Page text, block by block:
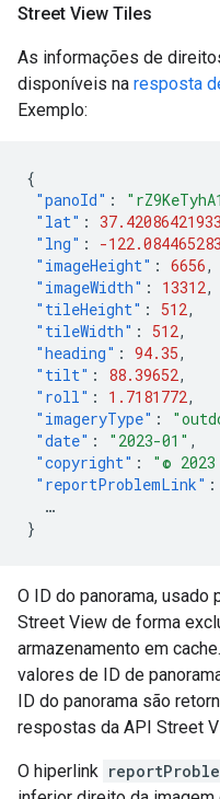
Street View Tiles
As informações de
disponíveis na resposta
Exemplo:
{
"panoId" :
"lat" :
"lng" : -
"imageHeight" : 6656,
"imageWidth" : 13312,
"tileHeight" : 512,
"tileWidth" : 512,
"heading" : 94.35,
"tilt" : 88.39652,
"roll" : 1.7181772,
"imageryType" :
"date" : "2023-01" ,
"copyright" : "©
"reportProblemLink" :
…
}
O ID do panorama, usado
Street View de forma
armazenamento em
valores de ID de
ID do panorama são
respostas da API Street
O hiperlink